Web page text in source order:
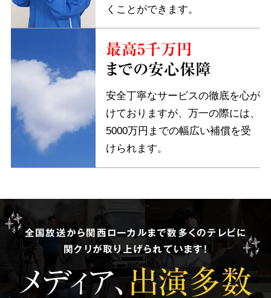
くことができます。
最高5千万円
までの安心保障
安全丁寧なサービスの徹底を心が
けておりますが、万一の際には、
5000万円までの幅広い補償を受
けられます。
全国放送から関西ローカルまで数多くのテレビに
関クリが取り上げられています!
メディア、出演多数